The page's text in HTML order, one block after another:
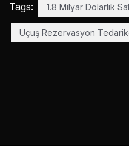
Tags: 1.8 Milyar Dolarlık
Uçuş Rezervasyon